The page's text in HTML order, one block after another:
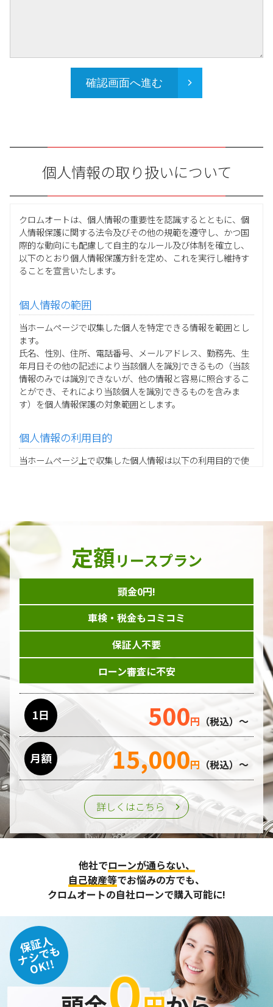
確認画面へ進む
個人情報の取り扱いについて
クロムオートは、個人情報の重要性を認識するとともに、個
人情報保護に関する法令及びその他の規範を遵守し、かつ国
際的な動向にも配慮して自主的なルール及び体制を確立し、
以下のとおり個人情報保護方針を定め、これを実行し維持す
ることを宣言いたします。
個人情報の範囲
当ホームページで収集した個人を特定できる情報を範囲とし
ます。
氏名、性別、住所、電話番号、メールアドレス、勤務先、生
年月日その他の記述により当該個人を識別できるもの（当該
情報のみでは識別できないが、他の情報と容易に照合するこ
とができ、それにより当該個人を識別できるものを含みま
す）を個人情報保護の対象範囲とします。
個人情報の利用目的
当ホームページ上で収集した個人情報は以下の利用目的で使
当グループの業務に従事する協力会社様担当者の識別
当グループ内で共同利用する人事関連システムの運用
ダイレクトメール等を利用したアンケート・キャンペーン
などの意見・情報の調査
当ホームページはサービスに関するお問い合わせやご質問、
資料のご請求や各サービス等のお申し込みなど、当ホームペ
ージのサービス提供過程で、氏名、連絡先、勤務先等の個人
情報を書面、電子媒体、ウェブ等を介して収集致します。
委託先の管理･監督
利用目的の遂行のために業務を委託する場合、個人情報の取
り扱いに関する委託先の適正な管理・監督をおこないます。
第三者への提供
個人情報は、ご本人の同意を得た場合または法令の定めがあ
る場合を除き、第三者に提供することはいたしません。
失、破壊、改ざん及び漏えいなどに対する予防ならびに是正
に努め、合理的な安全対策を講じます。
また、個人情報保護に関する法令およびその他の規範を遵守
するとともに、この方針に基づく個人情報保護規程や体制を
定め、その内容を継続的に見直し、改善に努めます。
個人情報の訂正･削除・開示
ご本人から、登録されている個人情報について訂正・削除・
開示の請求があった場合は、迅速に対応いたします。
当ホームページが保有する個人情報の取り扱い、および訂
定額リースプラン
頭金0円!
車検・税金もコミコミ
保証人不要
ローン審査に不安
1日 500円 （税込）～
月額 15,000円 （税込）～
詳しくはこちら
他社でローンが通らない、
自己破産等でお悩みの方でも、
クロムオートの自社ローンで購入可能に!
保証人
ナシでも
OK!!